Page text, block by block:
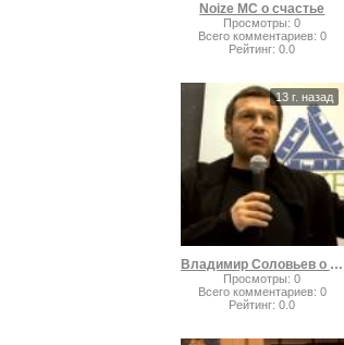
Noize MC о счастье
Просмотры:0
Всего комментариев: 0
Рейтинг:0.0
13 г. назад
Владимир Соловьев o своем увольнении
Просмотры:0
Всего комментариев: 0
Рейтинг:0.0